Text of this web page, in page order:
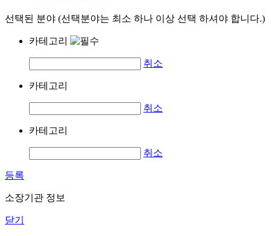
선택된 분야 (선택분야는 최소 하나 이상 선택 하셔야 합니다.)
카테고리
취소
카테고리
취소
카테고리
취소
등록
소장기관 정보
닫기